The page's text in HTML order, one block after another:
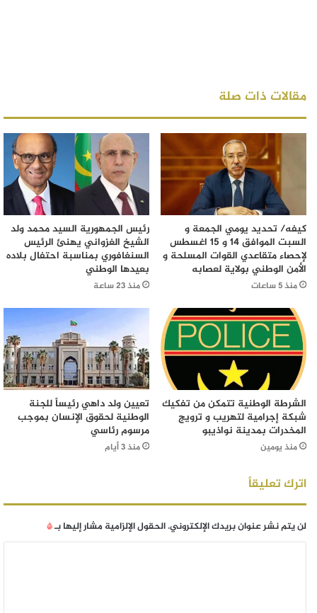
مقالات ذات صلة
كيفه/ تحديد يومي الجمعة و
السبت الموافق 14 و 15 اغسطس
لإحصاء متقاعدي القوات المسلحة و
الأمن الوطني بولاية لعصابه
منذ 5 ساعات
رئيس الجمهورية السيد محمد ولد
الشيخ الغزواني يهنئ الرئيس
السنغافوري بمناسبة احتفال بلاده
بعيدها الوطني
منذ 23 ساعة
الشرطة الوطنية تتمكن من تفكيك
شبكة إجرامية لتهريب و ترويج
المخدرات بمدينة نواذيبو
منذ يومين
تعيين ولد داهي رئيساً للجنة
الوطنية لحقوق الإنسان بموجب
مرسوم رئاسي
منذ 3 أيام
اترك تعليقاً
لن يتم نشر عنوان بريدك الإلكتروني.الحقول الإلزامية مشار إليها بـ*